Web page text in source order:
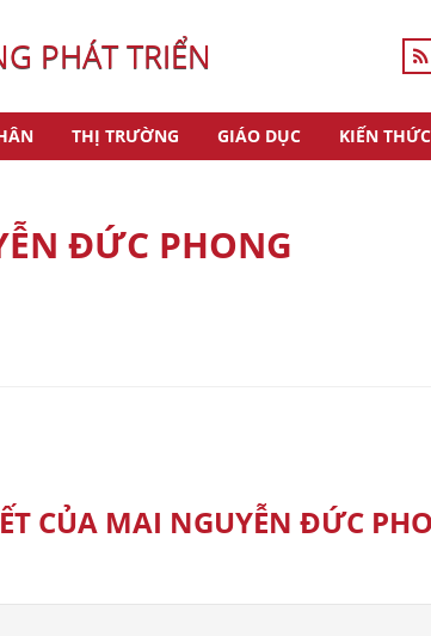
PHÁT TRIỂN
THỊ TRƯỜNG GIÁO DỤC KIẾN THỨC
ĐỨC PHONG
CỦA MAI NGUYỄN ĐỨC